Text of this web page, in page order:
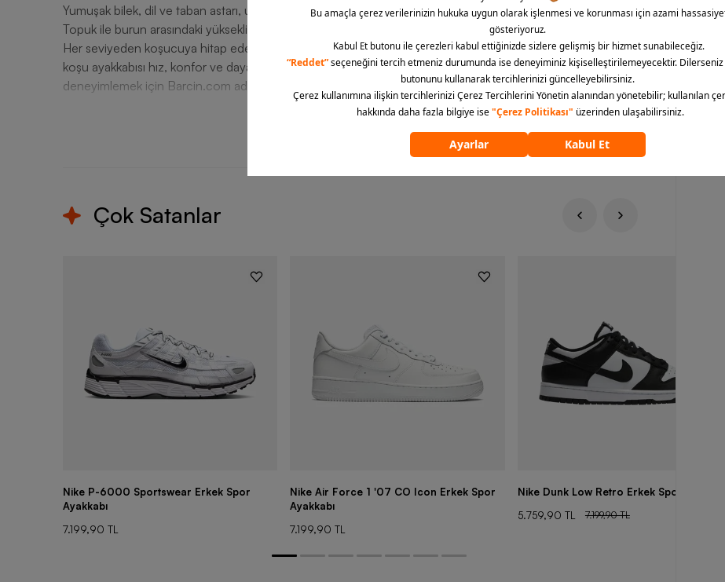
Yumuşak bilek, dil ve taban astarı, uzun süreli konfor sağlar.
Topuk ile burun arasındaki yükseklik farkı: 10 mm.
Her seviyeden koşucuya hitap eden özellikleri ve dayanıklı yapısıyla antrenmanlarınızın vazgeçilmezi olacak Nike
koşu ayakkabısı hız, konfor ve dayanıklılığı bir araya getiriyor. Nike Air Zoom Pegasus 41 Kadın Spor Ayakkabıyı
deneyimlemek için Barcin.com adresinden sipariş verebilir, koşu deneyiminizi bir üst seviyeye taşıyabilirsiniz.
Tümünü göster
Çok Satanlar
Nike P-6000 Sportswear Erkek Spor
Ayakkabı
7.199,90 TL
Nike Air Force 1 '07 CO Icon Erkek Spor
Ayakkabı
7.199,90 TL
Nike Dunk Low Retro Erkek Spor Ayakkabı
5.759,90 TL
7.199,90 TL